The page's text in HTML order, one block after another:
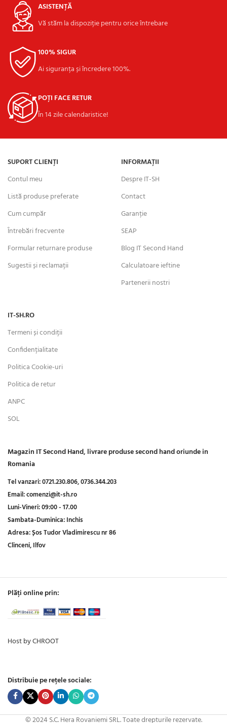
ASISTENȚĂ
Vă stăm la dispoziție pentru orice întrebare
100% SIGUR
Ai siguranța și încredere 100%.
POȚI FACE RETUR
În 14 zile calendaristice!
SUPORT CLIENȚI
Contul meu
Listă produse preferate
Cum cumpăr
Întrebări frecvente
Formular returnare produse
Sugestii și reclamații
INFORMAȚII
Despre IT-SH
Contact
Garanție
SEAP
Blog IT Second Hand
Calculatoare ieftine
Partenerii nostri
IT-SH.RO
Termeni și condiții
Confidențialitate
Politica Cookie-uri
Politica de retur
ANPC
SOL
Magazin IT Second Hand, livrare produse second hand oriunde in
Romania
Tel vanzari:0721.230.806,0736.344.203
Email:comenzi@it-sh.ro
Luni-Vineri:09:00 - 17.00
Sambata-Duminica:Inchis
Adresa:Șos Tudor Vladimirescu nr 86
Clinceni, Ilfov
Plăți online prin:
Host by CHROOT
Distribuie pe rețele sociale:
© 2024 S.C. Hera Rovaniemi SRL. Toate drepturile rezervate.